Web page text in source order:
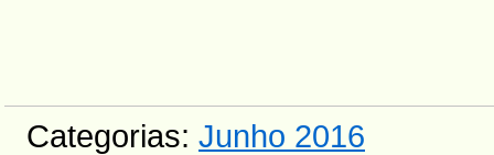
Categorias: Junho 2016